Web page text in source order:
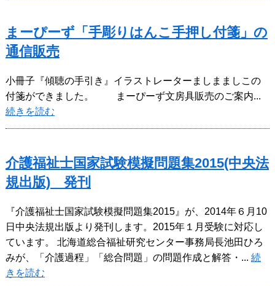
まーぴーず「手彫りはんこ手押し付箋」の
通信販売
小冊子『傾聴の手引き』イラストレーターましまましこの
付箋ができました。 まーぴーず文房具販売のご案内...
続きを読む
介護福祉士国家試験模擬問題集2015(中央法
規出版) 発刊
『介護福祉士国家試験模擬問題集2015』が、2014年６月10
日中央法規出版より発刊します。2015年１月受験に対応し
ています。 北海道総合福祉研究センター事務局長池田ひろ
みが、「介護過程」「総合問題」の問題作成と解答・... 続
きを読む